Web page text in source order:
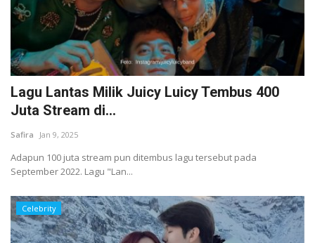
Lagu Lantas Milik Juicy Luicy Tembus 400
Juta Stream di...
Safira Jan 9, 2025
Adapun 100 juta stream pun ditembus lagu tersebut pada
September 2022. Lagu "Lan...
Celebrity